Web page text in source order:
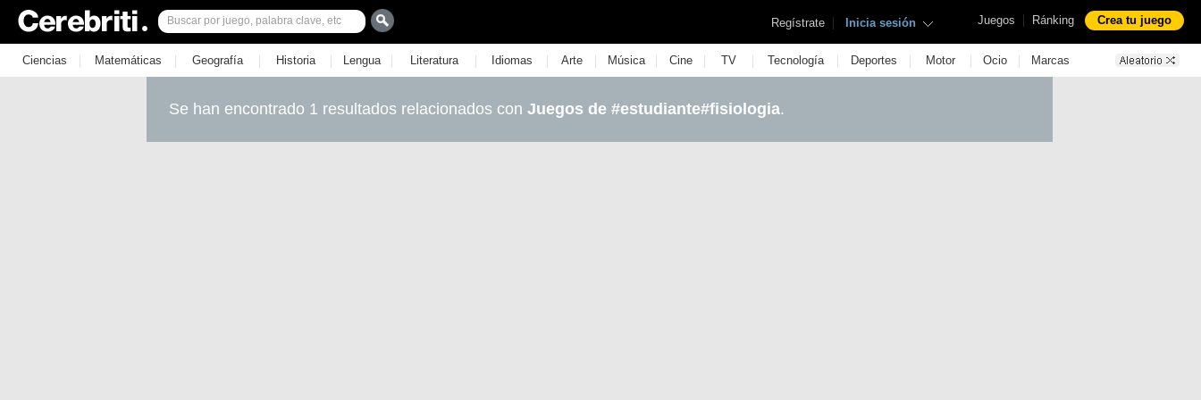
Juegos | Ránking Crea tu juego
Regístrate | Inicia sesión
Ciencias | Matemáticas | Geografía | Historia | Lengua | Literatura | Idiomas | Arte | Música | Cine | TV | Tecnología | Deportes | Motor | Ocio | Marcas
Se han encontrado 1 resultados relacionados con Juegos de #estudiante#fisiologia.